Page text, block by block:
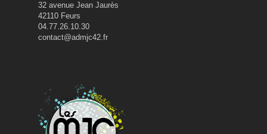
32 avenue Jean Jaurès
42110 Feurs
04.77.26.10.30
contact@admjc42.fr